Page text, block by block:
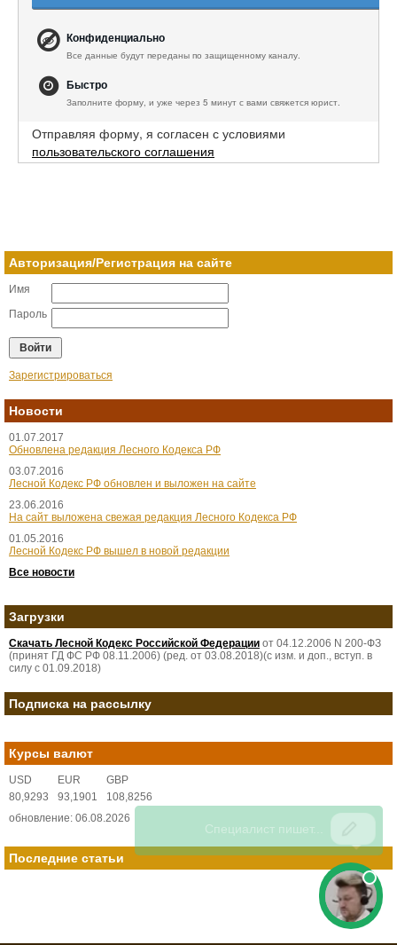
Конфиденциально
Все данные будут переданы по защищенному каналу.
Быстро
Заполните форму, и уже через 5 минут с вами свяжется юрист.
Отправляя форму, я согласен с условиями
пользовательского соглашения
Авторизация/Регистрация на сайте
Имя
Пароль
Зарегистрироваться
Новости
01.07.2017
Обновлена редакция Лесного Кодекса РФ
03.07.2016
Лесной Кодекс РФ обновлен и выложен на сайте
23.06.2016
На сайт выложена свежая редакция Лесного Кодекса РФ
01.05.2016
Лесной Кодекс РФ вышел в новой редакции
Все новости
Загрузки
Скачать Лесной Кодекс Российской Федерации от 04.12.2006 N 200-ФЗ
(принят ГД ФС РФ 08.11.2006) (ред. от 03.08.2018)(с изм. и доп., вступ. в
силу с 01.09.2018)
Подписка на рассылку
Курсы валют
USD EUR
GBP
80,9293
93,1901
108,8256
обновление: 06.08.2026
Последние статьи